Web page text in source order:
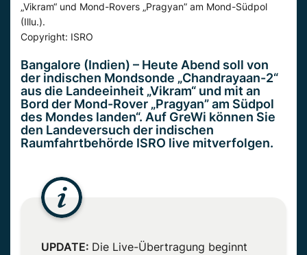
„Vikram“ und Mond-Rovers „Pragyan” am Mond-Südpol
(Illu.).
Copyright: ISRO
Bangalore (Indien) – Heute Abend soll von
der indischen Mondsonde „Chandrayaan-2“
aus die Landeeinheit „Vikram“ und mit an
Bord der Mond-Rover „Pragyan” am Südpol
des Mondes landen“. Auf GreWi können Sie
den Landeversuch der indischen
Raumfahrtbehörde ISRO live mitverfolgen.
UPDATE: Die Live-Übertragung beginnt